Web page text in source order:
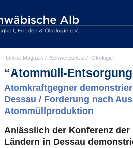
Online Magazin / Schwerpunkte / Ökologie
“Atommüll-
Atomkraftgegner
Dessau / Forderung nach
Atommüllproduktion
Anlässlich der Konferenz
Ländern in Dessau